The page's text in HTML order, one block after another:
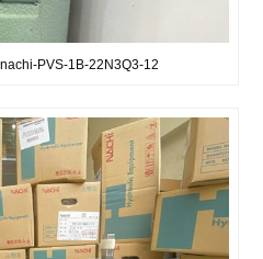
PVS-1B-22N3Q3-12